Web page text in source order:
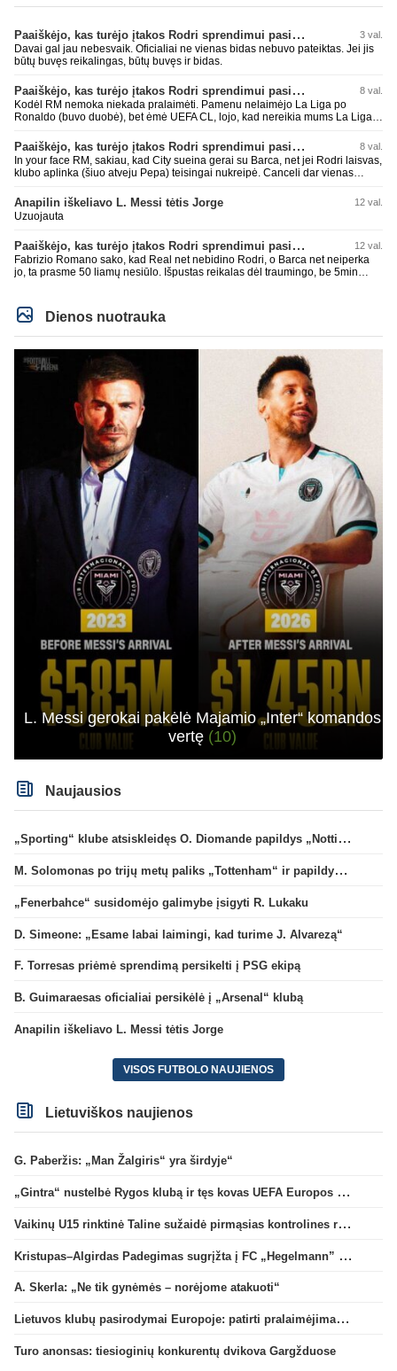
Paaiškėjo, kas turėjo įtakos Rodri sprendimui pasirinkti Barselonos pusę 3 val.
Davai gal jau nebesvaik. Oficialiai ne vienas bidas nebuvo pateiktas. Jei jis
būtų buvęs reikalingas, būtų buvęs ir bidas.
Paaiškėjo, kas turėjo įtakos Rodri sprendimui pasirinkti Barselonos pusę 8 val.
Kodėl RM nemoka niekada pralaimėti. Pamenu nelaimėjo La Liga po
Ronaldo (buvo duobė), bet ėmė UEFA CL, lojo, kad nereikia mums La Liga,
laimėti La Liga. Dabar vėl gavo nuo Barcos ir Rodri ateina ne pas juos, vėl
nereikia mums jo, senas ir t.t. Gal davai vyriškai priimkit tuos pralaimėjimus
be kvailų nereikia, nenorim ir t.t.
Paaiškėjo, kas turėjo įtakos Rodri sprendimui pasirinkti Barselonos pusę 8 val.
In your face RM, sakiau, kad City sueina gerai su Barca, net jei Rodri laisvas,
klubo aplinka (šiuo atveju Pepa) teisingai nukreipė. Canceli dar vienas
Super
Anapilin iškeliavo L. Messi tėtis Jorge 12 val.
Uzuojauta
Paaiškėjo, kas turėjo įtakos Rodri sprendimui pasirinkti Barselonos pusę 12 val.
Fabrizio Romano sako, kad Real net nebidino Rodri, o Barca net neiperka
jo, ta prasme 50 liamų nesiūlo. Išpustas reikalas dėl traumingo, be 5min
Dienos nuotrauka
L. Messi gerokai pakėlė Majamio „Inter“ komandos
vertę (10)
Naujausios
„Sporting“ klube atsiskleidęs O. Diomande papildys „Nottingham“ gretas
M. Solomonas po trijų metų paliks „Tottenham“ ir papildys „West Ham“ klubą
„Fenerbahce“ susidomėjo galimybe įsigyti R. Lukaku
D. Simeone: „Esame labai laimingi, kad turime J. Alvarezą“
F. Torresas priėmė sprendimą persikelti į PSG ekipą
B. Guimaraesas oficialiai persikėlė į „Arsenal“ klubą
Anapilin iškeliavo L. Messi tėtis Jorge
VISOS FUTBOLO NAUJIENOS
Lietuviškos naujienos
G. Paberžis: „Man Žalgiris“ yra širdyje“
„Gintra“ nustelbė Rygos klubą ir tęs kovas UEFA Europos taurės atrankoje
Vaikinų U15 rinktinė Taline sužaidė pirmąsias kontrolines rungtynes
Kristupas–Algirdas Padegimas sugrįžta į FC „Hegelmann” B sudėtį
A. Skerla: „Ne tik gynėmės – norėjome atakuoti“
Lietuvos klubų pasirodymai Europoje: patirti pralaimėjimai Kroatijos atstovams
Turo anonsas: tiesioginių konkurentų dvikova Gargžduose